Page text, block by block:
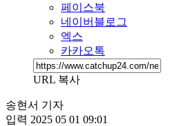
페이스북
네이버블로그
엑스
카카오톡
URL 복사
송현서 기자
입력 2025 05 01 09:01